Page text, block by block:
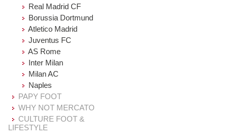
Real Madrid CF
Borussia Dortmund
Atletico Madrid
Juventus FC
AS Rome
Inter Milan
Milan AC
Naples
PAPY FOOT
WHY NOT MERCATO
CULTURE FOOT &
LIFESTYLE